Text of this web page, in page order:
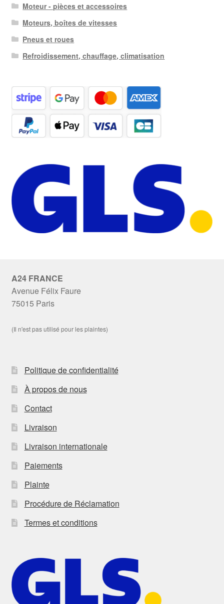
Moteur - pièces et accessoires
Moteurs, boîtes de vitesses
Pneus et roues
Refroidissement, chauffage, climatisation
A24 FRANCE
Avenue Félix Faure
75015 Paris
(Il n'est pas utilisé pour les plaintes)
Politique de confidentialité
À propos de nous
Contact
Livraison
Livraison internationale
Paiements
Plainte
Procédure de Réclamation
Termes et conditions